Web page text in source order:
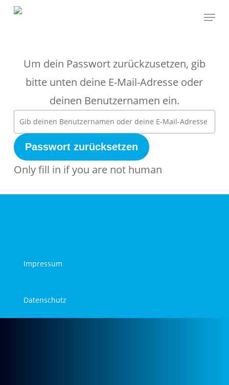
Skip
content
Menu
Um dein Passwort zurückzusetzen, gib
bitte unten deine E-Mail-Adresse oder
deinen Benutzernamen ein.
Only fill in if you are not human
Impressum
Datenschutz